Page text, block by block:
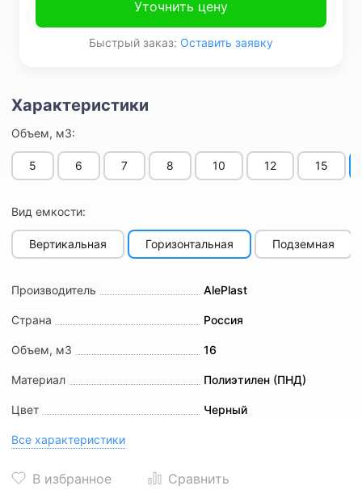
Объем, м3:
5 6 7 8 10 12 15
Вид емкости:
Вертикальная Горизонтальная Подземная
Производитель AlePlast
Страна Россия
Объем, м3 16
Материал Полиэтилен (ПНД)
Цвет Черный
Все характеристики
Уточнить цену
Быстрый заказ: Оставить заявку